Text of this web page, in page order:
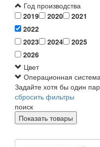
Год производства
2019
2020
2021
2022
2023
2024
2025
2026
Цвет
Операционная
Задайте хотя бы один
сбросить фильтры
поиск